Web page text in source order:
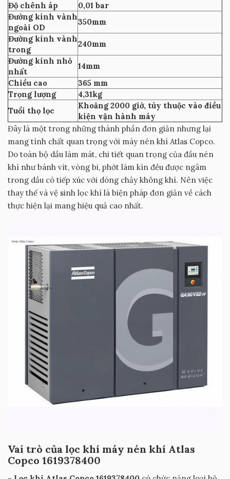
Độ chênh áp
0,01 bar
Đường kính vành
ngoài OD
350mm
Đường kính vành
trong
240mm
Đường kính nhỏ
nhất
14mm
Chiều cao
365 mm
Trọng lượng
4,31kg
Tuổi thọ lọc
Khoảng 2000 giờ, tùy thuộc vào điều
kiện vận hành máy
Đây là một trong những thành phần đơn giản nhưng lại
mang tính chất quan trọng với máy nén khí Atlas Copco.
Do toàn bộ dầu làm mát, chi tiết quan trọng của đầu nén
khí như bánh vít, vòng bi, phớt làm kín đều được ngâm
trong dầu có tiếp xúc với dòng chảy không khí. Nên việc
thay thế và vệ sinh lọc khí là biện pháp đơn giản về cách
thực hiện lại mang hiệu quả cao nhất.
Vai trò của lọc khí máy nén khí Atlas
Copco 1619378400